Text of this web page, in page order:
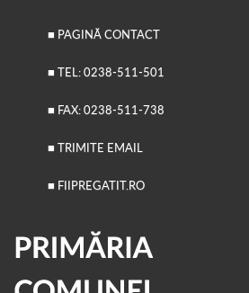
■ PAGINĂ CONTACT
■ TEL: 0238-511-501
■ FAX: 0238-511-738
■ TRIMITE EMAIL
■ FIIPREGATIT.RO